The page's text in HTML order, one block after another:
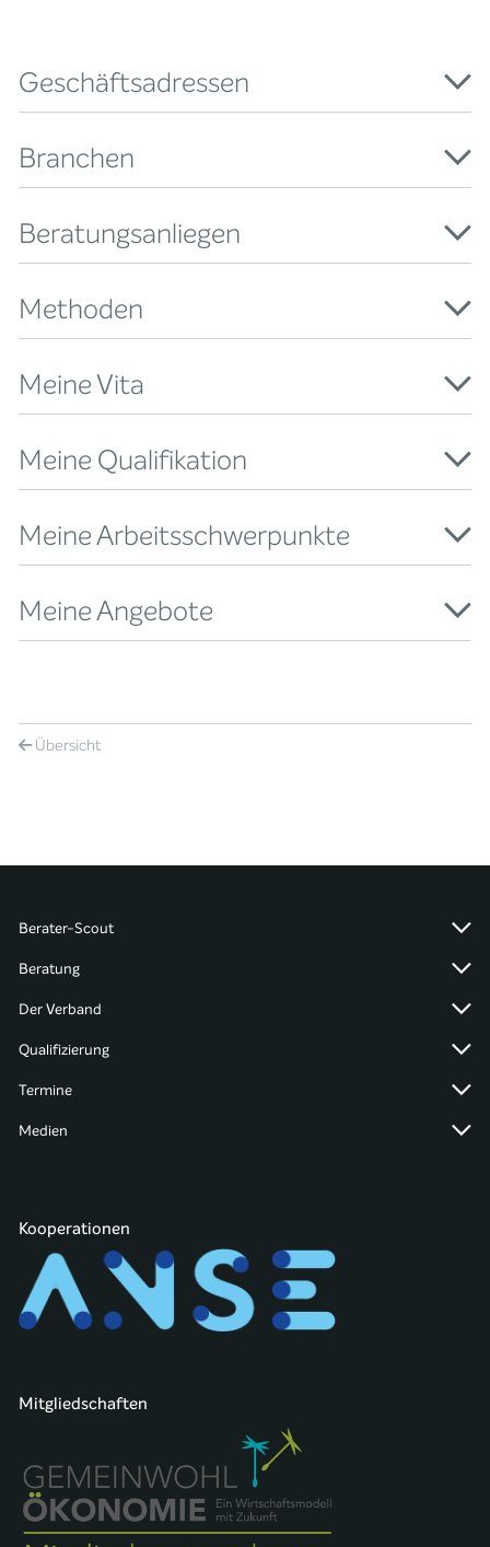
Geschäftsadressen
Branchen
Beratungsanliegen
Methoden
Meine Vita
Meine Qualifikation
Meine Arbeitsschwerpunkte
Meine Angebote
Übersicht
Berater-Scout
Beratung
Der Verband
Qualifizierung
Termine
Medien
Kooperationen
Mitgliedschaften